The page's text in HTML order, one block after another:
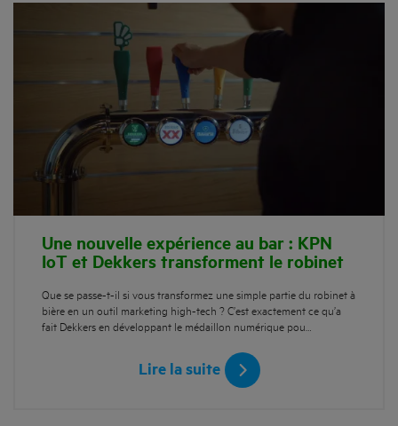
Une nouvelle expérience au bar : KPN
IoT et Dekkers transforment le robinet
Que se passe-t-il si vous transformez une simple partie du robinet à
bière en un outil marketing high-tech ? C’est exactement ce qu’a
fait Dekkers en développant le médaillon numérique pou…
Lire la suite